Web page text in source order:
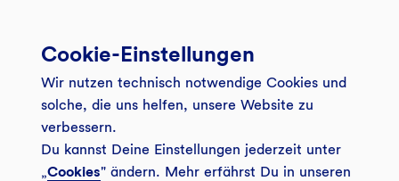
Banking App
Service
Onlinebanking Login
Sicheres Banking
Unsere Angebote
Girokonto
Mitgliederkonto
Wo wirkt die GLS?
Weitersagen
Kundenmagazin Bankspiegel
Cookie-Einstellungen
Wir nutzen technisch notwendige Cookies und
solche, die uns helfen, unsere Website zu
verbessern.
Du kannst Deine Einstellungen jederzeit unter
„Cookies" ändern. Mehr erfährst Du in unseren